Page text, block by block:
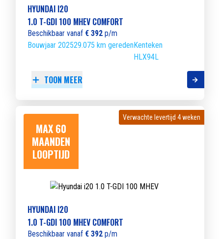
HYUNDAI I20
1.0 T-GDI 100 MHEV COMFORT
Beschikbaar vanaf € 392 p/m
Bouwjaar 202529.075 km geredenKenteken
HLX94L
TOON MEER
MAX 60
MAANDEN
LOOPTIJD
Verwachte levertijd 4 weken
Verwachte levertijd 4 weken
HYUNDAI I20
1.0 T-GDI 100 MHEV COMFORT
Beschikbaar vanaf € 392 p/m